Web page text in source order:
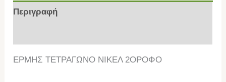
Περιγραφή
ΕΡΜΗΣ ΤΕΤΡΑΓΩΝΟ ΝΙΚΕΛ 2ΟΡΟΦΟ